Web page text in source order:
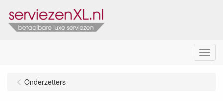
Menu
Onderzetters